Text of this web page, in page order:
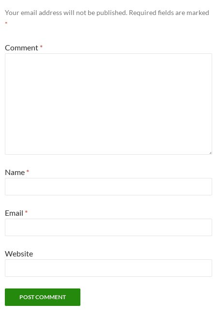
Your email address will not be published. Required fields are marked
*
Comment *
Name *
Email *
Website